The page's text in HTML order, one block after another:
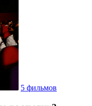
5 фильмов